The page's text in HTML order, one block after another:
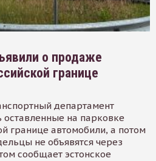
о продаже
границе
департамент
оставленные на парковке
границе автомобили, а потом
не объявятся через
сообщает эстонское